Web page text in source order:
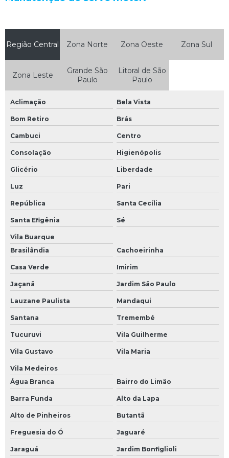
Manutenção de máquinas industriais em são paulo
Manutenção de nobreak
Manutenção de nobreak sp
Manutenção de placas eletrônicas
Manutenção de plc
Manutenção de sensor
Manutenção eletroeletrônica
Manutenção eletronica industrial
Manutenção em ihm
Manutenção equipamentos eletrônicos industriais
Manutenção inversor de frequência
Manutenção módulos eletrônicos
Manutenção preventiva de nobreak
Manutenção preventiva de ups
Manutenção preventiva em inversor
Manutenção preventiva inversor de frequência
Manutenção preventiva servo motor
Manutenção ups
Mini cpu industrial
Módulo comum profibus
Região Central Zona Norte Zona Oeste Zona Sul
Zona Leste
Grande São
Paulo
Litoral de São
Paulo
Aclimação Bela Vista
Bom Retiro Brás
Cambuci Centro
Consolação Higienópolis
Glicério Liberdade
Luz Pari
República Santa Cecília
Santa Efigênia Sé
Vila Buarque
Brasilândia
Cachoeirinha
Casa Verde Imirim
Jaçanã Jardim São Paulo
Lauzane Paulista Mandaqui
Santana Tremembé
Tucuruvi Vila Guilherme
Vila Gustavo Vila Maria
Vila Medeiros
Água Branca
Bairro do Limão
Barra Funda Alto da Lapa
Alto de Pinheiros Butantã
Freguesia do Ó Jaguaré
Jaraguá Jardim Bonfiglioli